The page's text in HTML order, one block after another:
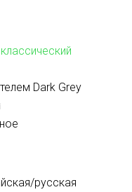
классический
Dark Grey
русская